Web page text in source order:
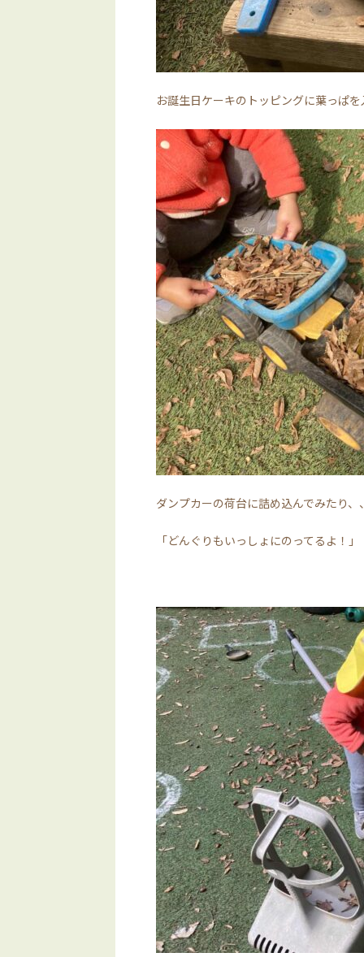
お誕生日ケーキのトッピングに葉っぱ
ダンプカーの荷台に詰め込んでみたり、
「どんぐりもいっしょにのってるよ！」